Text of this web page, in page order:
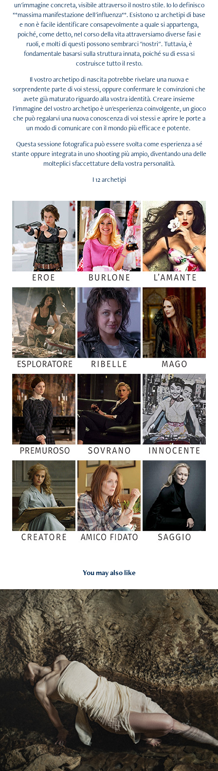
un'immagine concreta, visibile attraverso il nostro stile. Io lo definisco
**massima manifestazione dell'influenza**. Esistono 12 archetipi di base
e non è facile identificare consapevolmente a quale si appartenga,
poiché, come detto, nel corso della vita attraversiamo diverse fasi e
ruoli, e molti di questi possono sembrarci "nostri". Tuttavia, è
fondamentale basarsi sulla struttura innata, poiché su di essa si
costruisce tutto il resto.
Il vostro archetipo di nascita potrebbe rivelare una nuova e
sorprendente parte di voi stessi, oppure confermare le convinzioni che
avete già maturato riguardo alla vostra identità. Creare insieme
l'immagine del vostro archetipo è un'esperienza coinvolgente, un gioco
che può regalarvi una nuova conoscenza di voi stessi e aprire le porte a
un modo di comunicare con il mondo più efficace e potente.
Questa sessione fotografica può essere svolta come esperienza a sé
stante oppure integrata in uno shooting più ampio, diventando una delle
molteplici sfaccettature della vostra personalità.
I 12 archetipi
You may also like
Wild Soul